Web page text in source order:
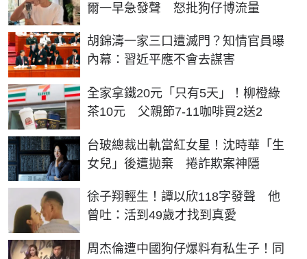
爾一早急發聲 怒批狗仔博流量
胡錦濤一家三口遭滅門？知情官員曝
內幕：習近平應不會去謀害
全家拿鐵20元「只有5天」！柳橙綠
茶10元 父親節7-11咖啡買2送2
台玻總裁出軌當紅女星！沈時華「生
女兒」後遭拋棄 捲詐欺案神隱
徐子翔輕生！譚以欣118字發聲 他
曾吐：活到49歲才找到真愛
周杰倫遭中國狗仔爆料有私生子！同